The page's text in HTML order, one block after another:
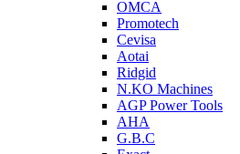
OMCA
Promotech
Cevisa
Aotai
Ridgid
N.KO Machines
AGP Power Tools
AHA
G.B.C